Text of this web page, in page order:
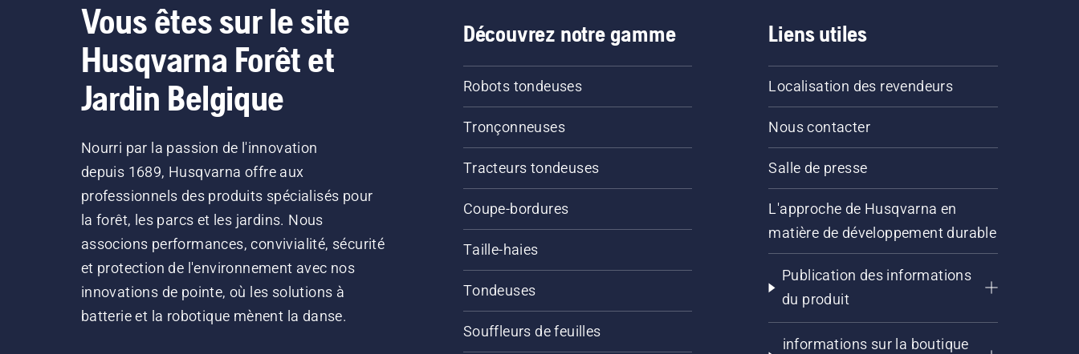
Vous êtes sur le site
Husqvarna Forêt et
Jardin Belgique
Nourri par la passion de l'innovation
depuis 1689, Husqvarna offre aux
professionnels des produits spécialisés pour
la forêt, les parcs et les jardins. Nous
associons performances, convivialité, sécurité
et protection de l'environnement avec nos
innovations de pointe, où les solutions à
batterie et la robotique mènent la danse.
Découvrez notre gamme
Robots tondeuses
Tronçonneuses
Tracteurs tondeuses
Coupe-bordures
Taille-haies
Tondeuses
Souffleurs de feuilles
Liens utiles
Localisation des revendeurs
Nous contacter
Salle de presse
L'approche de Husqvarna en
matière de développement durable
Publication des informations
du produit
informations sur la boutique